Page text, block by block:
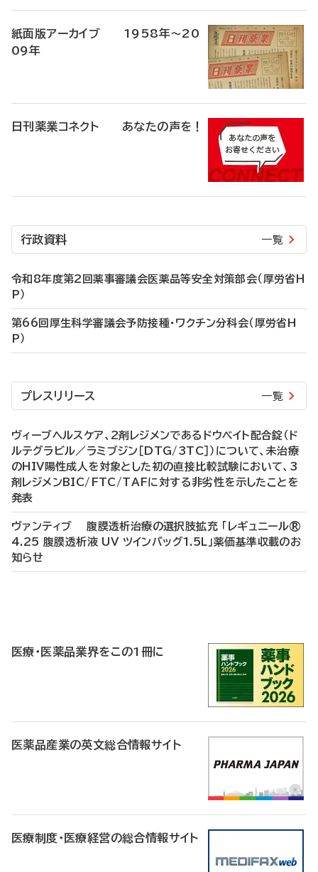
紙面版アーカイブ 1958年～20
09年
日刊薬業コネクト あなたの声を！
行政資料 一覧
令和8年度第2回薬事審議会医薬品等安全対策部会（厚労省H
P）
第66回厚生科学審議会予防接種・ワクチン分科会（厚労省H
P）
プレスリリース 一覧
ヴィーブヘルスケア、2剤レジメンであるドウベイト配合錠（ド
ルテグラビル／ラミブジン［DTG/3TC］）について、未治療
のHIV陽性成人を対象とした初の直接比較試験において、3
剤レジメンBIC/FTC/TAFに対する非劣性を示したことを
発表
ヴァンティブ 腹膜透析治療の選択肢拡充 「レギュニール®
4.25 腹膜透析液 UV ツインバッグ1.5L」薬価基準収載のお
知らせ
医療・医薬品業界をこの1冊に
医薬品産業の英文総合情報サイト
医療制度・医療経営の総合情報サイト